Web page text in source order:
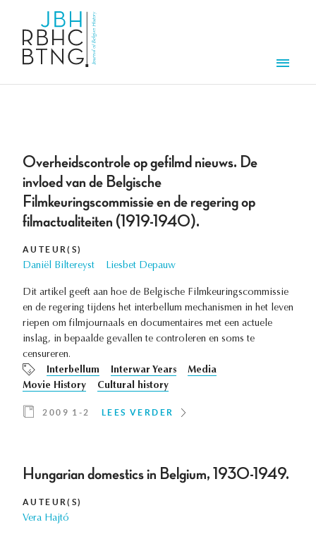
Overheidscontrole op gefilmd nieuws. De
invloed van de Belgische
Filmkeuringscommissie en de regering op
filmactualiteiten (1919-1940).
AUTEUR(S)
Daniël Biltereyst Liesbet Depauw
Dit artikel geeft aan hoe de Belgische Filmkeuringscommissie
en de regering tijdens het interbellum mechanismen in het leven
riepen om filmjournaals en documentaires met een actuele
inslag, in bepaalde gevallen te controleren en soms te
censureren.
Interbellum
Interwar Years
Media
Movie History
Cultural history
2009 1-2 LEES VERDER
Hungarian domestics in Belgium, 1930-1949.
AUTEUR(S)
Vera Hajtó